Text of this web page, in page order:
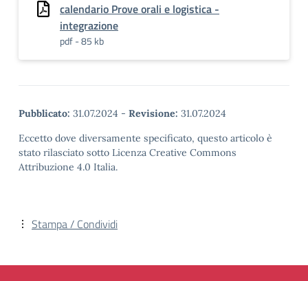
calendario Prove orali e logistica -
integrazione
pdf - 85 kb
Pubblicato: 31.07.2024 - Revisione: 31.07.2024
Eccetto dove diversamente specificato, questo articolo è
stato rilasciato sotto Licenza Creative Commons
Attribuzione 4.0 Italia.
Stampa / Condividi